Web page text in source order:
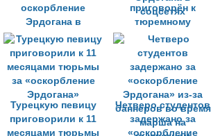
оскорбление
Эрдогана в
соцсетях
приговорён к
тюремному
заключению за
оскорбление
Эрдогана в
соцсетях
Турецкую певицу
приговорили к 11
месяцами тюрьмы
Четверо студентов
задержано за
«оскорбление